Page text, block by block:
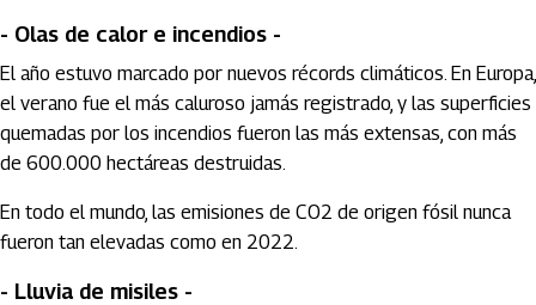
- Olas de calor e incendios -
El año estuvo marcado por nuevos récords climáticos. En Europa,
el verano fue el más caluroso jamás registrado, y las superficies
quemadas por los incendios fueron las más extensas, con más
de 600.000 hectáreas destruidas.
En todo el mundo, las emisiones de CO2 de origen fósil nunca
fueron tan elevadas como en 2022.
- Lluvia de misiles -